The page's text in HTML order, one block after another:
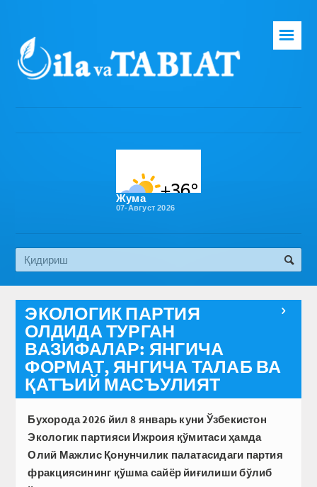
Бош саҳифа
Эко медиа
☰
Жума
07-Август 2026

ЭКОЛОГИК ПАРТИЯ
ОЛДИДА ТУРГАН
ВАЗИФАЛАР: ЯНГИЧА
ФОРМАТ, ЯНГИЧА ТАЛАБ ВА
ҚАТЪИЙ МАСЪУЛИЯТ
Бухорода 2026 йил 8 январь куни Ўзбекистон
Экологик партияси Ижроия қўмитаси ҳамда
Олий Мажлис Қонунчилик палатасидаги партия
фракциясининг қўшма сайёр йиғилиши бўлиб